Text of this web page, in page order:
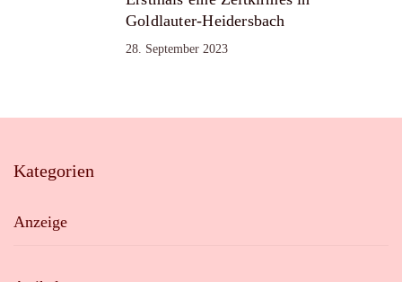
Goldlauter-Heidersbach
28. September 2023
Kategorien
Anzeige